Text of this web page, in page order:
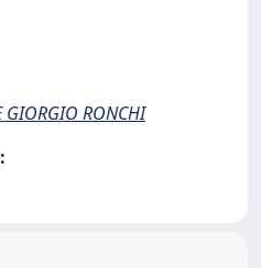
GIORGIO RONCHI